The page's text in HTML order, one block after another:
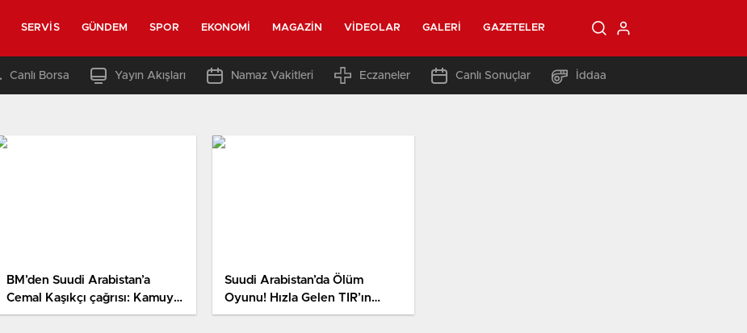
SERVIS GÜNDEM SPOR EKONOMI MAGAZIN VIDEOLAR GALERI GAZETELER
Canlı Borsa Yayın Akışları Namaz Vakitleri Eczaneler Canlı Sonuçlar İddaa
BM’den Suudi Arabistan’a
Cemal Kaşıkçı çağrısı: Kamuya
açık yargılayın!
Suudi Arabistan’da Ölüm
Oyunu! Hızla Gelen TIR’ın
Önüne Atladı